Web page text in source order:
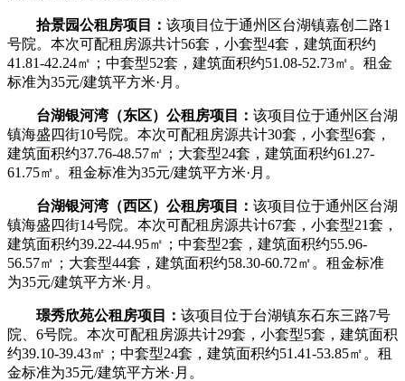
拾景园公租房项目： 该项目位于通州区台湖镇嘉创二路1
号院。本次可配租房源共计56套，小套型4套，建筑面积约
41.81-42.24㎡；中套型52套，建筑面积约51.08-52.73㎡。租金
标准为35元/建筑平方米·月。
台湖银河湾（东区） 公租房项目： 该项目位于通州区台湖
镇海盛四街10号院。本次可配租房源共计30套，小套型6套，
建筑面积约37.76-48.57㎡；大套型24套，建筑面积约61.27-
61.75㎡。租金标准为35元/建筑平方米·月。
台湖银河湾（西区） 公租房项目： 该项目位于通州区台湖
镇海盛四街14号院。本次可配租房源共计67套，小套型21套，
建筑面积约39.22-44.95㎡；中套型2套，建筑面积约55.96-
56.57㎡；大套型44套，建筑面积约58.30-60.72㎡。租金标准
为35元/建筑平方米·月。
璟秀欣苑公租房项目： 该项目位于台湖镇东石东三路7号
院、6号院。本次可配租房源共计29套，小套型5套，建筑面积
约39.10-39.43㎡；中套型24套，建筑面积约51.41-53.85㎡。租
金标准为35元/建筑平方米·月。